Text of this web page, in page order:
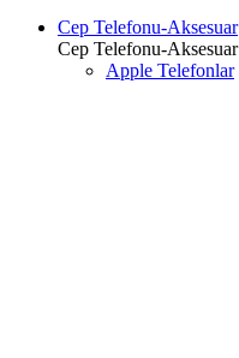
Cep Telefonu-Aksesuar
Cep Telefonu-Aksesuar
Apple Telefonlar